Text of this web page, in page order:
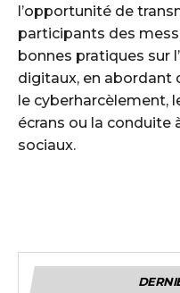
l’opportunité de
participants des
bonnes pratiques sur
digitaux, en abordant
le cyberharcèlement,
écrans ou la conduite
sociaux.